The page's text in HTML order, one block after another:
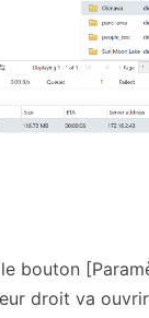
bouton
droit va